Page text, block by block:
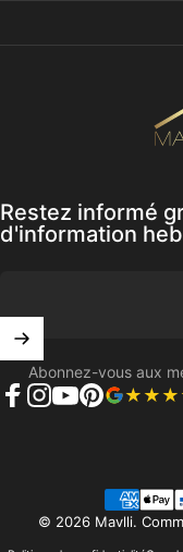
Restez informé
d'information
Abonnez-vous aux
© 2026 Mavlli.